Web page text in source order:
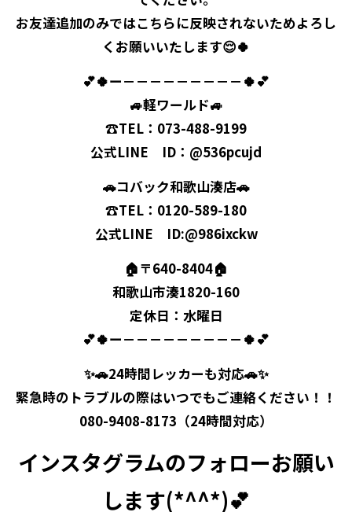
お友達追加のみではこちらに反映されないためよろし
くお願いいたします😌🍀
💕🍀ー－－－－－－－－－🍀💕
🚙軽ワールド🚙
☎TEL：073-488-9199
公式LINE ID：@536pcujd
🚗コバック和歌山湊店🚗
☎TEL：0120-589-180
公式LINE ID:@986ixckw
🏠〒640-8404🏠
和歌山市湊1820-160
定休日：水曜日
💕🍀ー－－－－－－－－－🍀💕
✨🚗24時間レッカーも対応🚗✨
緊急時のトラブルの際はいつでもご連絡ください！！
080-9408-8173（24時間対応）
インスタグラムのフォローお願い
します(*^^*)💕